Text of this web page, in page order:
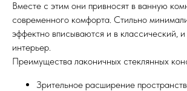
Вместе с этим они привносят в ванную
современного комфорта. Стильно
эффектно вписываются и в классический,
интерьер.
Преимущества лаконичных стеклянных
Зрительное расширение